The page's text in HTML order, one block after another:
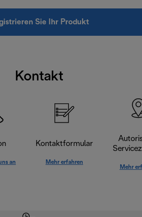
Sie Ihr Produkt
Kontakt
an
Kontaktformular
Mehr erfahren
Mehr